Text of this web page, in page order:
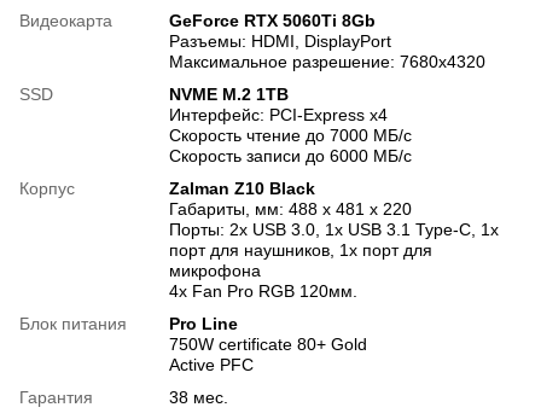
Видеокарта
GeForce RTX 5060Ti 8Gb
Разъемы: HDMI, DisplayPort
Максимальное разрешение: 7680x4320
SSD
NVME M.2 1TB
Интерфейс: PCI-Express x4
Скорость чтение до 7000 МБ/с
Скорость записи до 6000 МБ/с
Корпус
Zalman Z10 Black
Габариты, мм: 488 x 481 x 220
Порты: 2x USB 3.0, 1х USB 3.1 Type-C, 1x
порт для наушников, 1x порт для
микрофона
4х Fan Pro RGB 120мм.
Блок питания
Pro Line
750W certificate 80+ Gold
Active PFC
Гарантия
38 мес.